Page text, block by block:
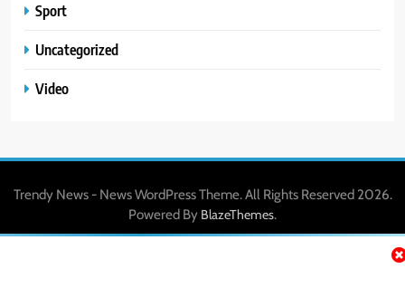
Sport
Uncategorized
Video
Trendy News - News WordPress Theme. All Rights Reserved 2026.
Powered By BlazeThemes.